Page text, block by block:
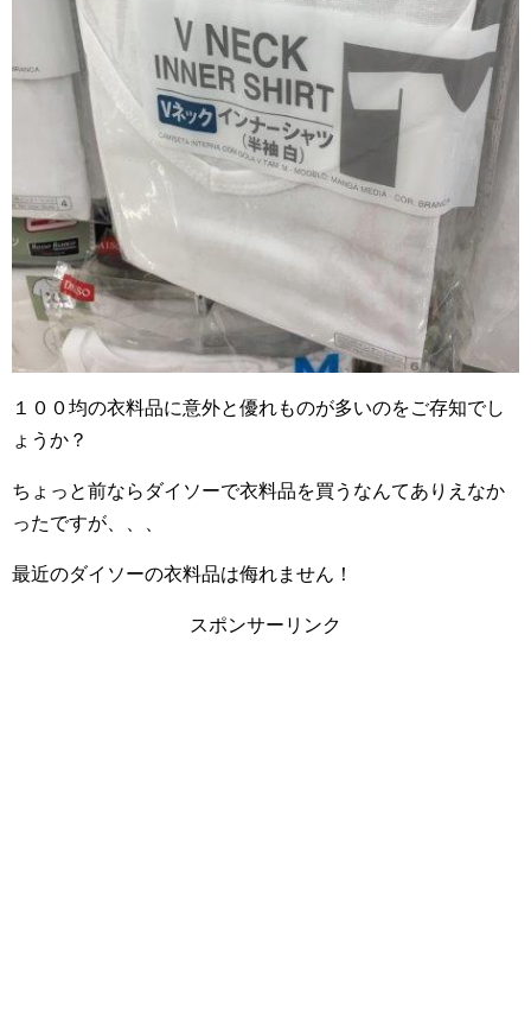
１００均の衣料品に意外と優れものが多いのをご存知でし
ょうか？
ちょっと前ならダイソーで衣料品を買うなんてありえなか
ったですが、、、
最近のダイソーの衣料品は侮れません！
スポンサーリンク